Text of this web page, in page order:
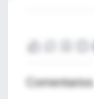
Comentarios